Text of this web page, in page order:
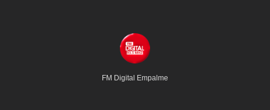
FM Digital Empalme